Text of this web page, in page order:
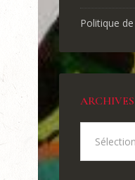
Politique
ARCHIVES